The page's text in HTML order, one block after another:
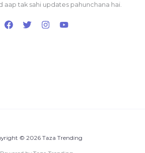
aap tak sahi updates pahunchana hai.
© 2026 Taza Trending